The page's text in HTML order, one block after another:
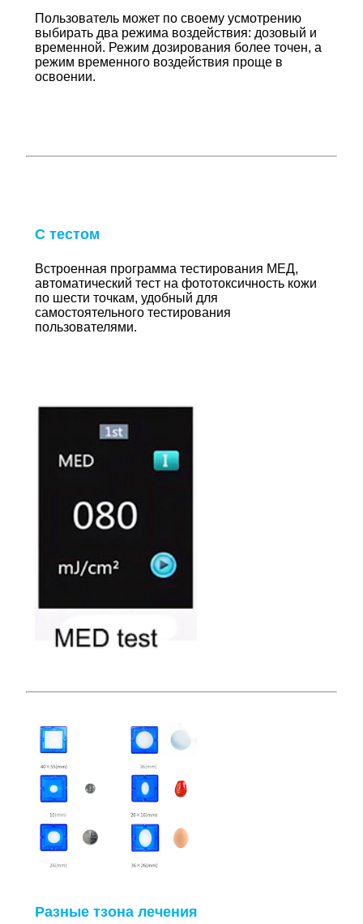
Пользователь может по своему усмотрению
выбирать два режима воздействия: дозовый и
временной. Режим дозирования более точен, а
режим временного воздействия проще в
освоении.
С тестом
Встроенная программа тестирования МЕД,
автоматический тест на фототоксичность кожи
по шести точкам, удобный для
самостоятельного тестирования
пользователями.
Разные тзона лечения